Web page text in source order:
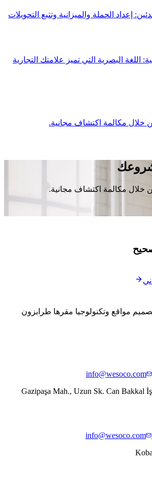
اللغة البصرية التي تميز علامتك التجارية
مكالمة اكتشاف مجانية.
مكالمة اكتشاف مجانية.
مواقع وتكنولوجيا مقرها طرابزون
info@wesoco.com
Gazipaşa Mah., Uzun Sk. Can Bakkal
info@wesoco.com